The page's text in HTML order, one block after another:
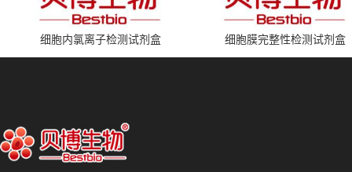
细胞内氯离子检测试剂盒 细胞膜完整性检测试剂盒